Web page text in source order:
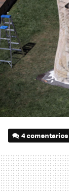
4 comentarios